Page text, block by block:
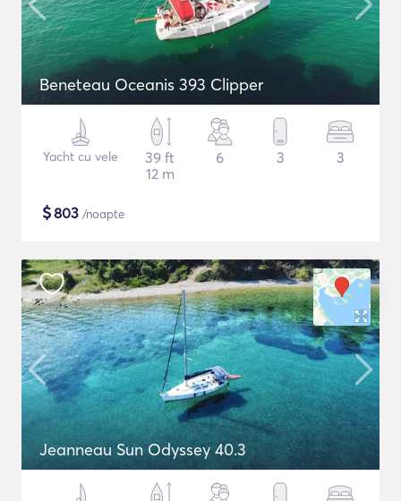
Beneteau Oceanis 393 Clipper
Yacht cu vele
39 ft
12 m
6 3 3
$803 /noapte
Jeanneau Sun Odyssey 40.3